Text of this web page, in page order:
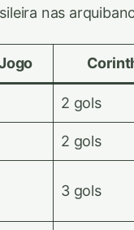
nas
2 gols
2 gols
3 gols